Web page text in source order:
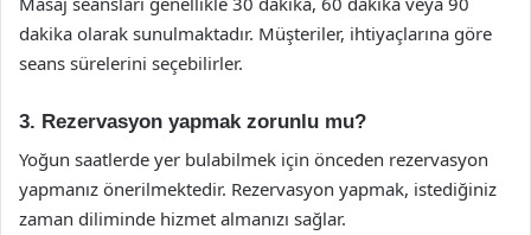
dakika olarak sunulmaktadır. Müşteriler, ihtiyaçlarına göre
seans sürelerini seçebilirler.
3. Rezervasyon yapmak zorunlu mu?
Yoğun saatlerde yer bulabilmek için önceden rezervasyon
yapmanız önerilmektedir. Rezervasyon yapmak, istediğiniz
zaman diliminde hizmet almanızı sağlar.